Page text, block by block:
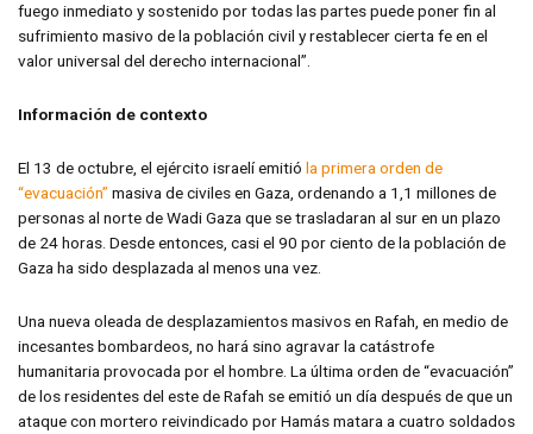
fuego inmediato y sostenido por todas las partes puede poner fin al
sufrimiento masivo de la población civil y restablecer cierta fe en el
valor universal del derecho internacional”.
Información de contexto
El 13 de octubre, el ejército israelí emitió la primera orden de
“evacuación” masiva de civiles en Gaza, ordenando a 1,1 millones de
personas al norte de Wadi Gaza que se trasladaran al sur en un plazo
de 24 horas. Desde entonces, casi el 90 por ciento de la población de
Gaza ha sido desplazada al menos una vez.
Una nueva oleada de desplazamientos masivos en Rafah, en medio de
incesantes bombardeos, no hará sino agravar la catástrofe
humanitaria provocada por el hombre. La última orden de “evacuación”
de los residentes del este de Rafah se emitió un día después de que un
ataque con mortero reivindicado por Hamás matara a cuatro soldados